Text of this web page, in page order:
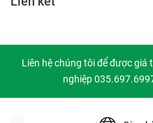
Liên hệ chúng tôi để được giá
nghiệp